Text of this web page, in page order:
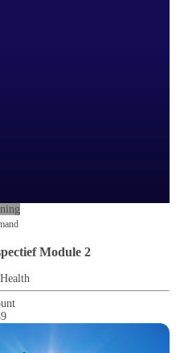
Module 2